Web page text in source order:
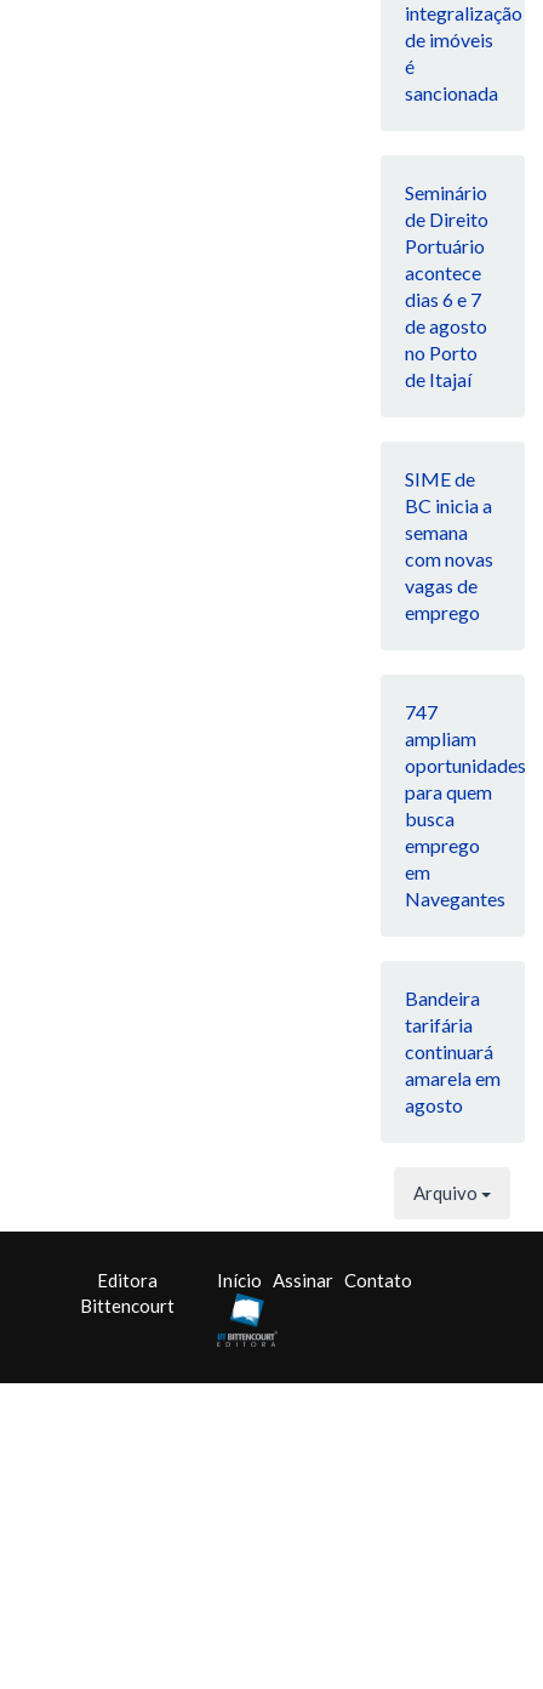
integralização
de imóveis
é
sancionada
Seminário
de Direito
Portuário
acontece
dias 6 e 7
de agosto
no Porto
de Itajaí
SIME de
BC inicia a
semana
com novas
vagas de
emprego
747
ampliam
oportunidades
para quem
busca
emprego
em
Navegantes
Bandeira
tarifária
continuará
amarela em
agosto
Arquivo
Editora
Bittencourt
Início Assinar Contato